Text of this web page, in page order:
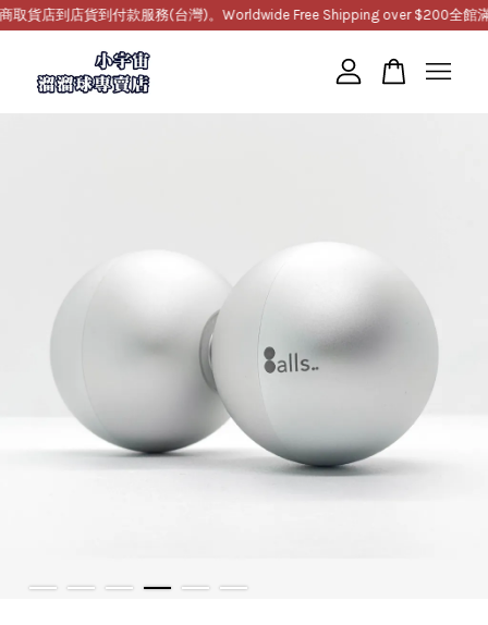
貨店到店貨到付款服務(台灣)。Worldwide Free Shipping over $200全館滿